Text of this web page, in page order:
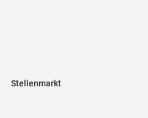
Stellenmarkt